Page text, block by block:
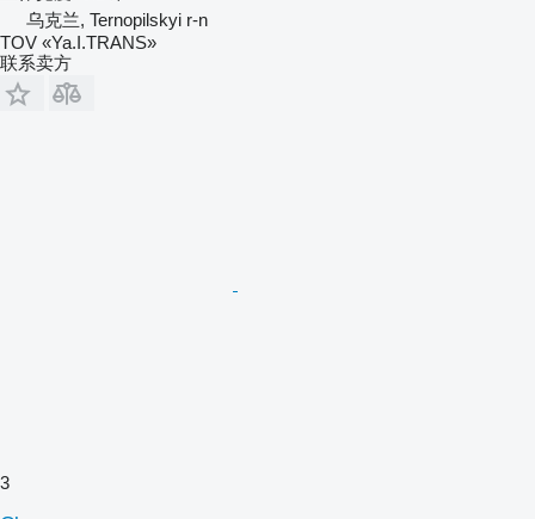
乌克兰, Ternopilskyi r-n
TOV «Ya.I.TRANS»
联系卖方
3